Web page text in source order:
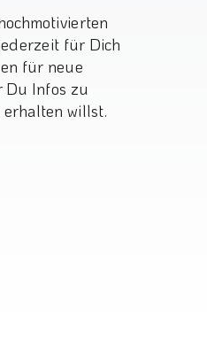
für Dich
für neue
Du Infos zu
willst.